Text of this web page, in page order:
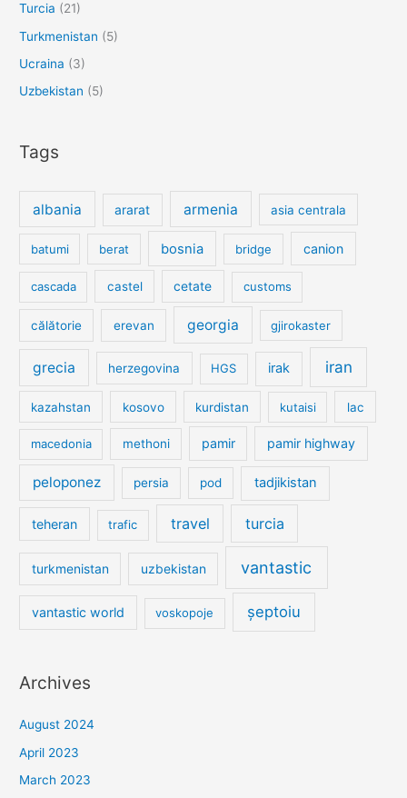
Turcia (21)
Turkmenistan (5)
Ucraina (3)
Uzbekistan (5)
Tags
albania ararat armenia asia centrala
batumi berat bosnia bridge canion
cascada castel cetate customs
călătorie erevan georgia gjirokaster
grecia herzegovina HGS irak iran
kazahstan kosovo kurdistan kutaisi lac
macedonia methoni pamir pamir highway
peloponez persia pod tadjikistan
teheran trafic travel turcia
turkmenistan uzbekistan vantastic
vantastic world voskopoje șeptoiu
Archives
August 2024
April 2023
March 2023